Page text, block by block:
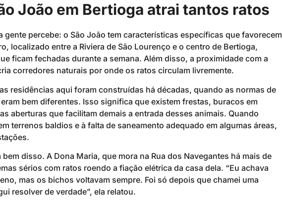
João em Bertioga atrai tantos ratos
gente percebe: o São João tem características específicas que favorecem
localizado entre a Riviera de São Lourenço e o centro de Bertioga,
ficam fechadas durante a semana. Além disso, a proximidade com a
corredores naturais por onde os ratos circulam livremente.
residências aqui foram construídas há décadas, quando as normas de
bem diferentes. Isso significa que existem frestas, buracos em
aberturas que facilitam demais a entrada desses animais. Quando
terrenos baldios e à falta de saneamento adequado em algumas áreas,
disso. A Dona Maria, que mora na Rua dos Navegantes há mais de
sérios com ratos roendo a fiação elétrica da casa dela. “Eu achava
mas os bichos voltavam sempre. Foi só depois que chamei uma
resolver de verdade”, ela relatou.